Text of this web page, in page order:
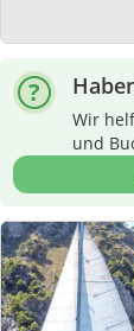
Wir
und